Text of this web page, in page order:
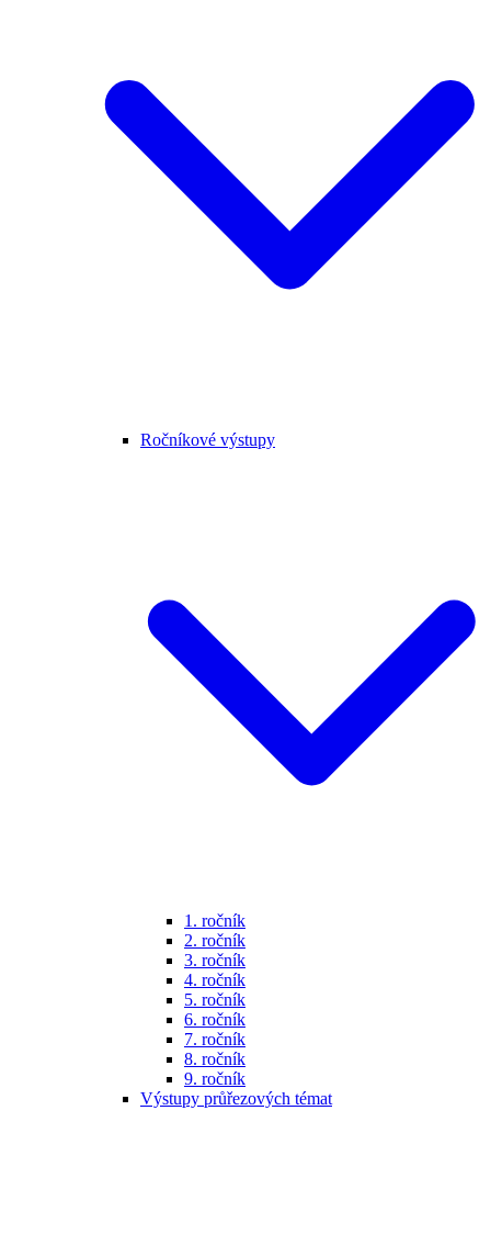
Ročníkové výstupy
1. ročník
2. ročník
3. ročník
4. ročník
5. ročník
6. ročník
7. ročník
8. ročník
9. ročník
Výstupy průřezových témat